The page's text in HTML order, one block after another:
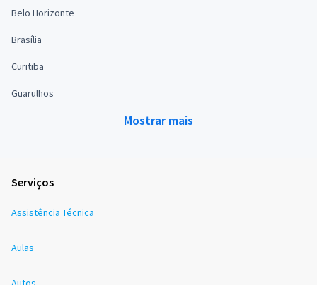
Belo Horizonte
Brasília
Curitiba
Guarulhos
Mostrar mais
Serviços
Assistência Técnica
Aulas